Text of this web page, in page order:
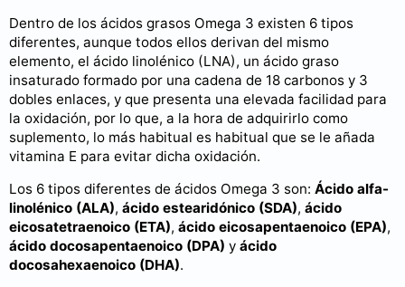
Dentro de los ácidos grasos Omega 3 existen 6 tipos
diferentes, aunque todos ellos derivan del mismo
elemento, el ácido linolénico (LNA), un ácido graso
insaturado formado por una cadena de 18 carbonos y 3
dobles enlaces, y que presenta una elevada facilidad para
la oxidación, por lo que, a la hora de adquirirlo como
suplemento, lo más habitual es habitual que se le añada
vitamina E para evitar dicha oxidación.
Los 6 tipos diferentes de ácidos Omega 3 son: Ácido alfa-
linolénico (ALA), ácido estearidónico (SDA), ácido
eicosatetraenoico (ETA), ácido eicosapentaenoico (EPA),
ácido docosapentaenoico (DPA) y ácido
docosahexaenoico (DHA).